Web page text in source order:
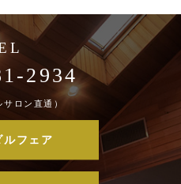
2934
サロン直通）
ルフェア